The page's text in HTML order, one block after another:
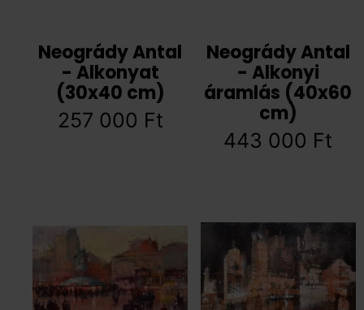
Neogrády Antal
- Alkonyat
(30x40 cm)
257 000 Ft
Neogrády Antal
- Alkonyi
áramlás (40x60
cm)
443 000 Ft